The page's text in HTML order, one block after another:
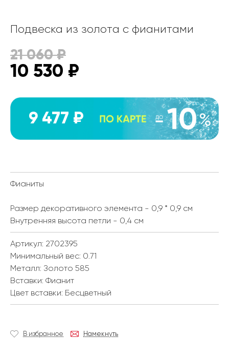
Подвеска из золота с фианитами
21 060₽
10 530 ₽
9 477 ₽
Фианиты
Размер декоративного элемента - 0,9 * 0,9 см
Внутренняя высота петли - 0,4 см
Артикул: 2702395
Минимальный вес: 0.71
Металл: Золото 585
Вставки: Фианит
Цвет вставки: Бесцветный
В избранное Намекнуть